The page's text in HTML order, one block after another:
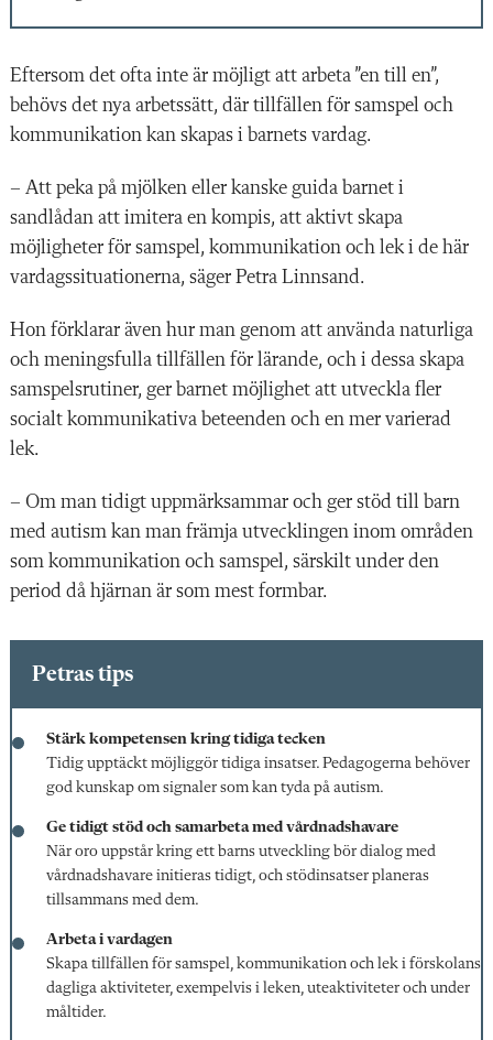
Eftersom det ofta inte är möjligt att arbeta ”en till en”,
behövs det nya arbetssätt, där tillfällen för samspel och
kommunikation kan skapas i barnets vardag.
– Att peka på mjölken eller kanske guida barnet i
sandlådan att imitera en kompis, att aktivt skapa
möjligheter för samspel, kommunikation och lek i de här
vardagssituationerna, säger Petra Linnsand.
Hon förklarar även hur man genom att använda naturliga
och meningsfulla tillfällen för lärande, och i dessa skapa
samspelsrutiner, ger barnet möjlighet att utveckla fler
socialt kommunikativa beteenden och en mer varierad
lek.
– Om man tidigt uppmärksammar och ger stöd till barn
med autism kan man främja utvecklingen inom områden
som kommunikation och samspel, särskilt under den
period då hjärnan är som mest formbar.
Petras tips
Stärk kompetensen kring tidiga tecken
Tidig upptäckt möjliggör tidiga insatser. Pedagogerna behöver
god kunskap om signaler som kan tyda på autism.
Ge tidigt stöd och samarbeta medvårdnadshavare
När oro uppstår kring ett barns utveckling bör dialog med
vårdnadshavare initieras tidigt, och stödinsatser planeras
tillsammans med dem.
Arbeta i vardagen
Skapa tillfällen för samspel, kommunikation och lek i förskolans
dagliga aktiviteter, exempelvis i leken, uteaktiviteter och under
måltider.